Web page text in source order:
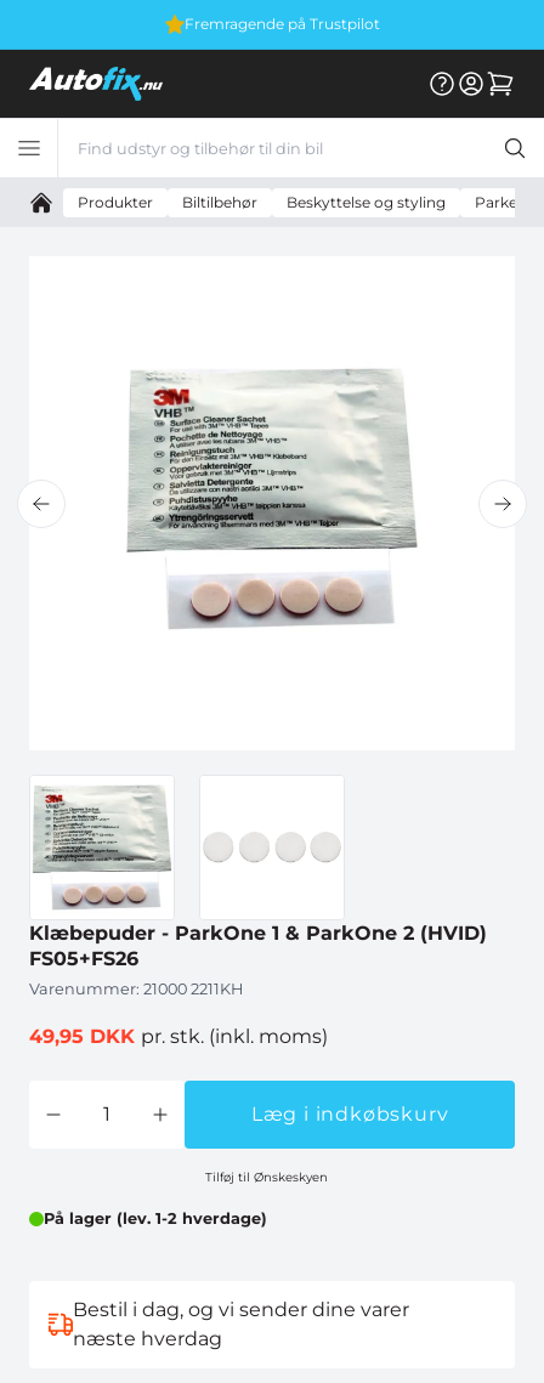
Fremragende på Trustpilot
Produkter Biltilbehør Beskyttelse og styling
Klæbepuder - ParkOne 1 & ParkOne 2 (HVID)
FS05+FS26
Varenummer: 21000 2211KH
49,95 DKK pr. stk. (inkl. moms)
Læg i indkøbskurv
Tilføj til Ønskeskyen
På lager (lev. 1-2 hverdage)
Bestil i dag, og vi sender dine varer
næste hverdag